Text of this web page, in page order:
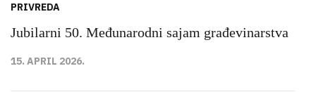
PRIVREDA
Jubilarni 50. Međunarodni sajam građevinarstva
15. APRIL 2026.